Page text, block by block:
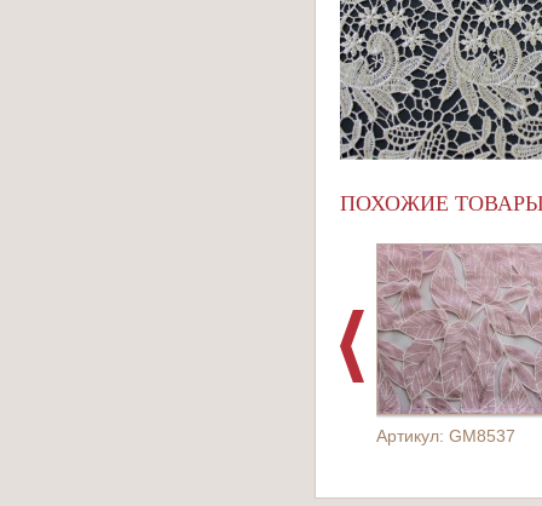
ПОХОЖИЕ
Артикул: GM8537